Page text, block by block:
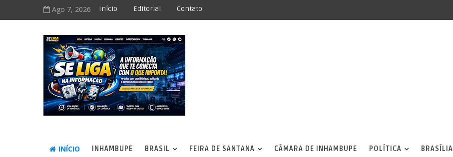
Ago 7, 2026 Início Editorial Contato
INÍCIO INHAMBUPE BRASIL FEIRA DE SANTANA CÂMARA DE INHAMBUPE POLÍTICA BRASÍLIA